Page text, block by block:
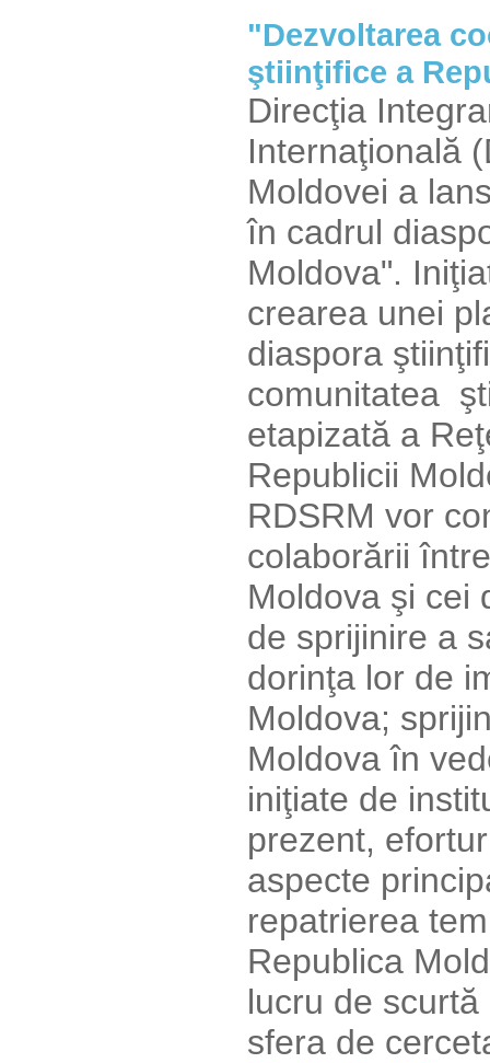
"Dezvoltarea
ştiinţifice a
Direcţia
Internaţională
Moldovei a
în cadrul
Moldova".
crearea unei
diaspora
comunitatea
etapizată a
Republicii
RDSRM vor
colaborării
Moldova şi cei
de sprijinire a
dorinţa lor de
Moldova;
Moldova în
iniţiate de
prezent,
aspecte
repatrierea
Republica
lucru de
sfera de